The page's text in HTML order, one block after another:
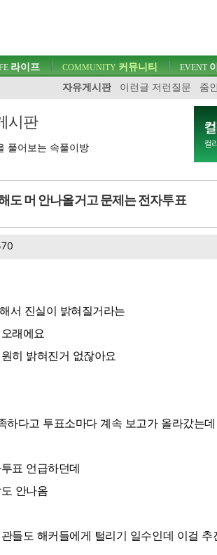
라이프 COMMUNITY 커뮤니티
자유게시판
이런글 저런질문 줌
EVENT
시판
풀어보는 속풀이방
도 머 안나올거고 문제는 전자투표
서 진실이 밝혀질거라는
래에요
히 밝혀진거 없잖아요
하다고 투표소마다 계속 보고가 올라갔는
표 언급하던데
안나옴
들도 해커들에게 털리기 일수인데 이걸 추